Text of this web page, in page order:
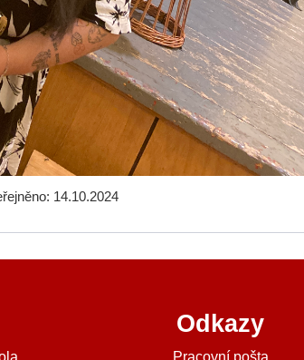
14.10.2024
Odkazy
Pracovní pošta